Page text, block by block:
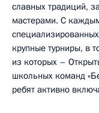
славных традиций,
мастерами. С
крупные турниры, в
из которых –
школьных команд
ребят активно